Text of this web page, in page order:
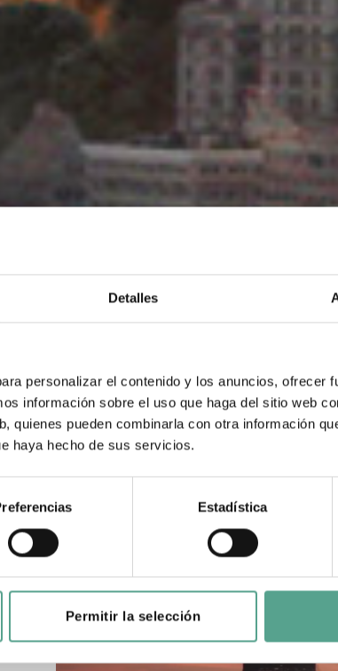
Detalles
personalizar el contenido y los anuncios, ofrecer
información sobre el uso que haga del sitio web
quienes pueden combinarla con otra información
haya hecho de sus servicios.
Estadística
Permitir la selección